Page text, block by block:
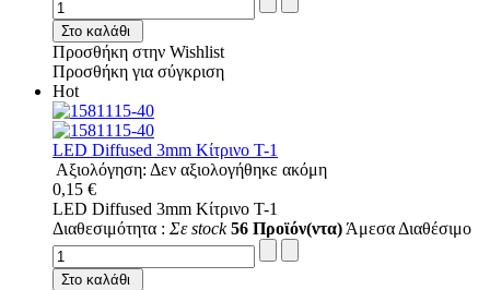
Στο καλάθι
Προσθήκη στην Wishlist
Προσθήκη για σύγκριση
Hot
LED Diffused 3mm Κίτρινο T-1
Αξιολόγηση: Δεν αξιολογήθηκε ακόμη
0,15 €
LED Diffused 3mm Κίτρινο T-1
Διαθεσιμότητα : Σε stock 56 Προϊόν(ντα) Άμεσα Διαθέσιμο
Στο καλάθι